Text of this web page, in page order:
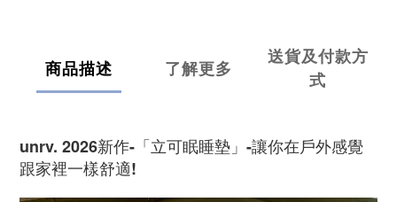
商品描述 了解更多
送貨及付款方
式
unrv. 2026新作-「立可眠睡墊」-讓你在戶外感覺
跟家裡一樣舒適!